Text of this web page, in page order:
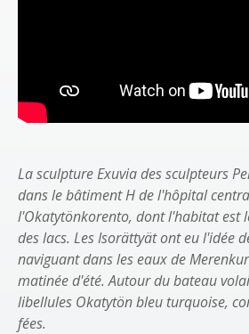
La sculpture Exuvia des sculpteurs
dans le bâtiment H de l'hôpital
l'Okatytönkorento, dont l'habitat est
des lacs. Les Isorättyät ont eu l'idée
naviguant dans les eaux de
matinée d'été. Autour du bateau
libellules Okatytön bleu turquoise,
fées.